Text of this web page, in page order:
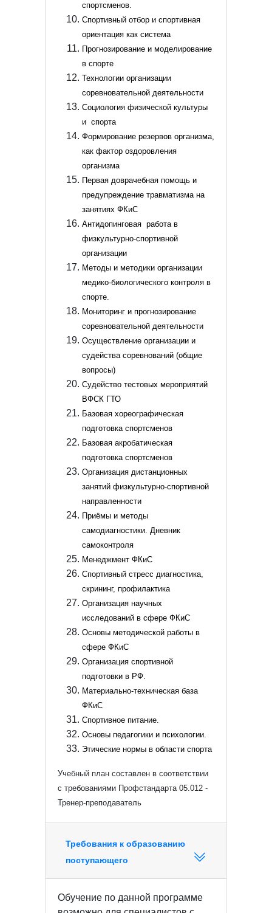
спортсменов.
Спортивный отбор и спортивная
ориентация как система
Прогнозирование и моделирование
в спорте
Технологии организации
соревновательной деятельности
Социология физической культуры
и спорта
Формирование резервов организма,
как фактор оздоровления
организма
Первая доврачебная помощь и
предупреждение травматизма на
занятиях ФКиС
Антидопинговая работа в
физкультурно-спортивной
организации
Методы и методики организации
медико-биологического контроля в
спорте.
Мониторинг и прогнозирование
соревновательной деятельности
Осуществление организации и
судейства соревнований (общие
вопросы)
Судейство тестовых мероприятий
ВФСК ГТО
Базовая хореографическая
подготовка спортсменов
Базовая акробатическая
подготовка спортсменов
Организация дистанционных
занятий физкультурно-спортивной
направленности
Приёмы и методы
самодиагностики. Дневник
самоконтроля
Менеджмент ФКиС
Спортивный стресс диагностика,
скрининг, профилактика
Организация научных
исследований в сфере ФКиС
Основы методической работы в
сфере ФКиС
Организация спортивной
подготовки в РФ.
Материально-техническая база
ФКиС
Спортивное питание.
Основы педагогики и психологии.
Этические нормы в области спорта
Учебный план составлен в соответствии
с требованиями Профстандарта 05.012 -
Тренер-преподаватель
Требования к образованию
поступающего
Обучение по данной программе